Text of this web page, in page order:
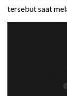
tersebut saat